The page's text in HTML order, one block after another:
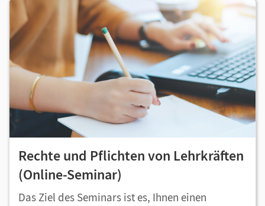
Rechte und Pflichten von Lehrkräften
(Online-Seminar)
Das Ziel des Seminars ist es, Ihnen einen